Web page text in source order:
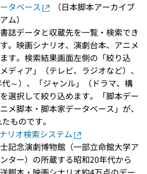
タベース
（日本脚本アーカイブ
ム）
誌データと収蔵先を一覧・検索でき
。映画シナリオ、演劇台本、アニメ
す。検索結果画面左側の「絞り込
ディア」（テレビ、ラジオなど）、
代～）、「ジャンル」（ドラマ、構
選択して絞り込めます。「脚本デー
メ脚本・脚本家データベース」が、
ものです。
リオ検索システム
記念演劇博物館（一部立命館大学ア
ター）の所蔵する昭和20年代から